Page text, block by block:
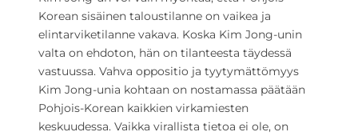
Korean sisäinen taloustilanne on vaikea ja
elintarviketilanne vakava. Koska Kim Jong-unin
valta on ehdoton, hän on tilanteesta täydessä
vastuussa. Vahva oppositio ja tyytymättömyys
Kim Jong-unia kohtaan on nostamassa päätään
Pohjois-Korean kaikkien virkamiesten
keskuudessa. Vaikka virallista tietoa ei ole, on